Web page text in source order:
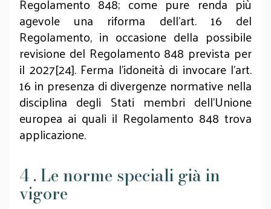
agevole una riforma dell’art. 16 del
Regolamento, in occasione della possibile
revisione del Regolamento 848 prevista per
il 2027[24]. Ferma l’idoneità di invocare l’art.
16 in presenza di divergenze normative nella
disciplina degli Stati membri dell’Unione
europea ai quali il Regolamento 848 trova
applicazione.
4 . Le norme speciali già in
vigore